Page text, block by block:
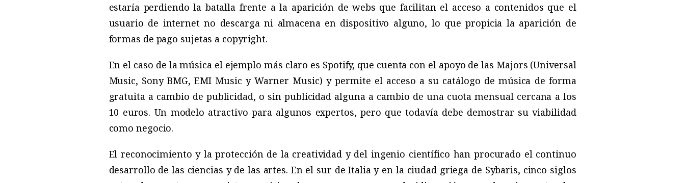
estaría perdiendo la batalla frente a la aparición de webs que facilitan el acceso a contenidos que el
usuario de internet no descarga ni almacena en dispositivo alguno, lo que propicia la aparición de
formas de pago sujetas a copyright.
En el caso de la música el ejemplo más claro es Spotify, que cuenta con el apoyo de las Majors (Universal
Music, Sony BMG, EMI Music y Warner Music) y permite el acceso a su catálogo de música de forma
gratuita a cambio de publicidad, o sin publicidad alguna a cambio de una cuota mensual cercana a los
10 euros. Un modelo atractivo para algunos expertos, pero que todavía debe demostrar su viabilidad
como negocio.
El reconocimiento y la protección de la creatividad y del ingenio científico han procurado el continuo
desarrollo de las ciencias y de las artes. En el sur de Italia y en la ciudad griega de Sybaris, cinco siglos